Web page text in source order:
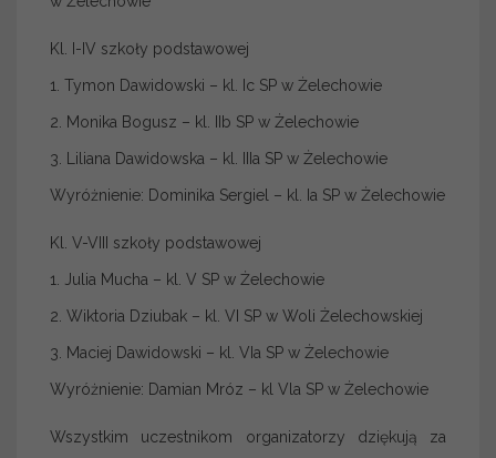
Kl. I-IV szkoły podstawowej
1. Tymon Dawidowski – kl. Ic SP w Żelechowie
2. Monika Bogusz – kl. IIb SP w Żelechowie
3. Liliana Dawidowska – kl. IIIa SP w Żelechowie
Wyróżnienie: Dominika Sergiel – kl. Ia SP w Żelechowie
Kl. V-VIII szkoły podstawowej
1. Julia Mucha – kl. V SP w Żelechowie
2. Wiktoria Dziubak – kl. VI SP w Woli Żelechowskiej
3. Maciej Dawidowski – kl. VIa SP w Żelechowie
Wyróżnienie: Damian Mróz – kl Vla SP w Żelechowie
Wszystkim uczestnikom organizatorzy dziękują za